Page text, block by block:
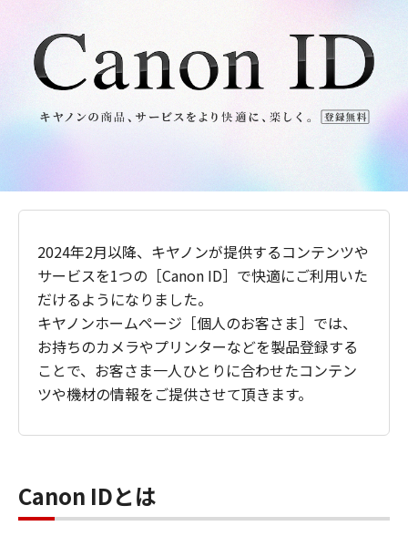
2024年2月以降、キヤノンが提供するコンテンツや
サービスを1つの［Canon ID］で快適にご利用いた
だけるようになりました。
キヤノンホームページ［個人のお客さま］では、
お持ちのカメラやプリンターなどを製品登録する
ことで、お客さま一人ひとりに合わせたコンテン
ツや機材の情報をご提供させて頂きます。
Canon IDとは